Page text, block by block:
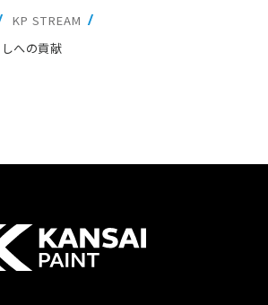
KP STREAM
への貢献